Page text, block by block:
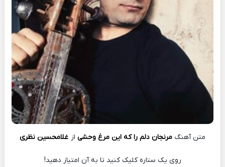
متن آهنگ مرنجان دلم را که این مرغ وحشی از غلامحسین نظری
روی یک ستاره کلیک کنید تا به آن امتیاز دهید!